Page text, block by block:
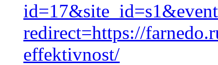
redirect=https://
effektivnost/